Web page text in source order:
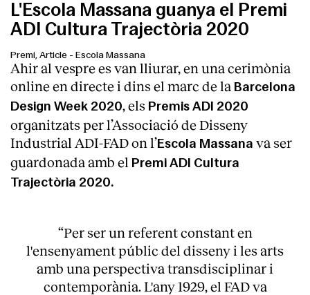
L'Escola Massana guanya el Premi
ADI Cultura Trajectòria 2020
Premi, Article - Escola Massana
Ahir al vespre es van lliurar, en una cerimònia
online en directe i dins el marc de la Barcelona
Design Week 2020, els Premis ADI 2020
organitzats per l’Associació de Disseny
Industrial ADI-FAD on l’Escola Massana va ser
guardonada amb el Premi ADI Cultura
Trajectòria 2020.
“Per ser un referent constant en
l'ensenyament públic del disseny i les arts
amb una perspectiva transdisciplinar i
contemporània. L'any 1929, el FAD va